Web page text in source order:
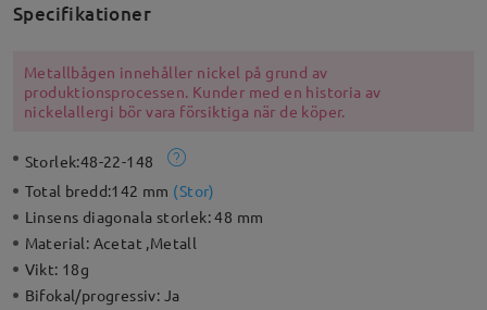
Specifikationer
Metallbågen innehåller nickel på grund av
produktionsprocessen. Kunder med en historia av
nickelallergi bör vara försiktiga när de köper.
Storlek:48-22-148
Total bredd:142 mm (Stor)
Linsens diagonala storlek:48 mm
Material: Acetat ,Metall
Vikt: 18g
Bifokal/progressiv: Ja